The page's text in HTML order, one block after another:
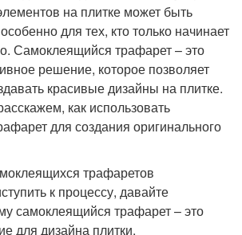
на плитке может быть
для тех, кто только начинает
Самоклеящийся трафарет – это
решение, которое позволяет
красивые дизайны на плитке.
как использовать
для создания оригинального
трафаретов
к процессу, давайте
самоклеящийся трафарет – это
для дизайна плитки.